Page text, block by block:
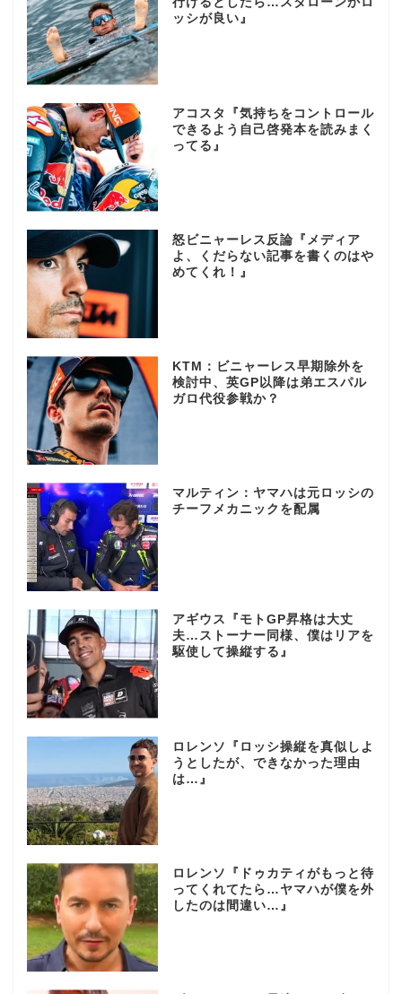
ッシが良い』
アコスタ『気持ちをコントロール
できるよう自己啓発本を読みまく
ってる』
怒ビニャーレス反論『メディア
よ、くだらない記事を書くのはや
めてくれ！』
KTM：ビニャーレス早期除外を
検討中、英GP以降は弟エスパル
ガロ代役参戦か？
マルティン：ヤマハは元ロッシの
チーフメカニックを配属
アギウス『モトGP昇格は大丈
夫…ストーナー同様、僕はリアを
駆使して操縦する』
ロレンソ『ロッシ操縦を真似しよ
うとしたが、できなかった理由
は…』
ロレンソ『ドゥカティがもっと待
ってくれてたら…ヤマハが僕を外
したのは間違い…』